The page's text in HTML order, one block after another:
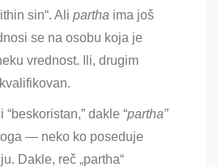
sin“. Ali partha ima još
se na osobu koja je
vrednost. Ili, drugim
“beskoristan,” dakle “partha”
— neko ko poseduje
Dakle, reč „partha“